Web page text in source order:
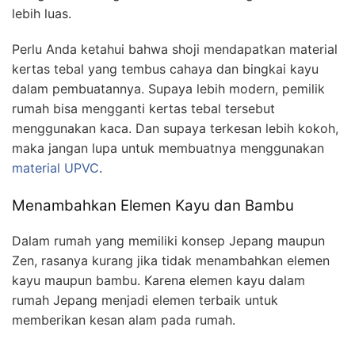
lebih luas.
Perlu Anda ketahui bahwa shoji mendapatkan material
kertas tebal yang tembus cahaya dan bingkai kayu
dalam pembuatannya. Supaya lebih modern, pemilik
rumah bisa mengganti kertas tebal tersebut
menggunakan kaca. Dan supaya terkesan lebih kokoh,
maka jangan lupa untuk membuatnya menggunakan
material UPVC.
Menambahkan Elemen Kayu dan Bambu
Dalam rumah yang memiliki konsep Jepang maupun
Zen, rasanya kurang jika tidak menambahkan elemen
kayu maupun bambu. Karena elemen kayu dalam
rumah Jepang menjadi elemen terbaik untuk
memberikan kesan alam pada rumah.